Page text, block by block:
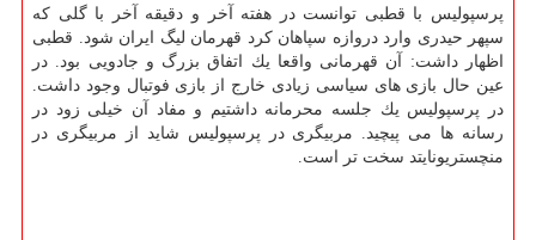
پرسپولیس با قطبی توانست در هفته آخر و دقیقه آخر با گلی كه
سپهر حیدری وارد دروازه سپاهان كرد قهرمان لیگ ایران شود. قطبی
اظهار داشت: آن قهرمانی واقعا یك اتفاق بزرگ و جادویی بود. در
عین حال بازی های سیاسی زیادی خارج از بازی فوتبال وجود داشت.
در پرسپولیس یك جلسه محرمانه داشتیم و مفاد آن خیلی زود در
رسانه ها می پیچید. مربیگری در پرسپولیس شاید از مربیگری در
منچستریونایتد سخت تر است.